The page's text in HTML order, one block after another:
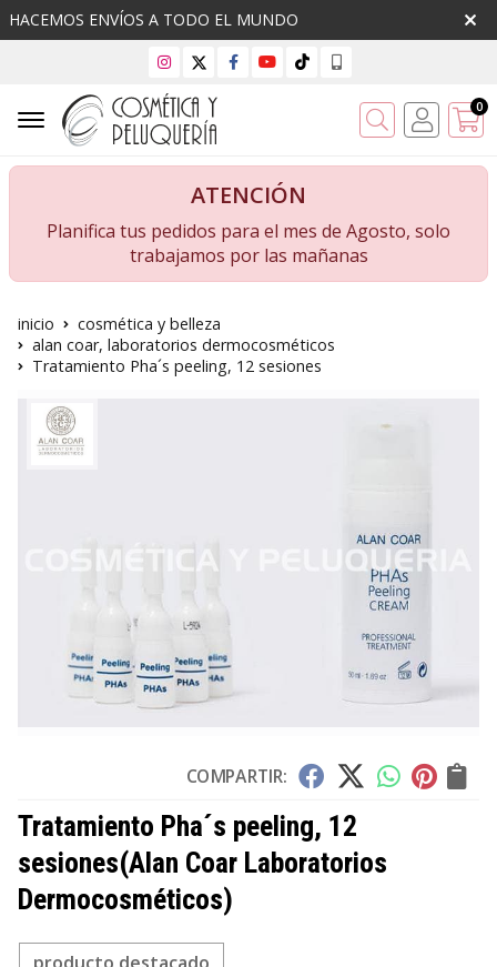
HACEMOS ENVÍOS A TODO EL MUNDO
Buscar 0
ATENCIÓN
Planifica tus pedidos para el mes de Agosto, solo
trabajamos por las mañanas
inicio
cosmética y belleza
alan coar, laboratorios dermocosméticos
Tratamiento Pha´s peeling, 12 sesiones
COMPARTIR:
Tratamiento Pha´s peeling, 12
sesiones(Alan Coar Laboratorios
Dermocosméticos)